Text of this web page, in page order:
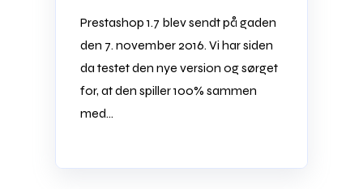
Prestashop 1.7 blev sendt på gaden
den 7. november 2016. Vi har siden
da testet den nye version og sørget
for, at den spiller 100% sammen
med...